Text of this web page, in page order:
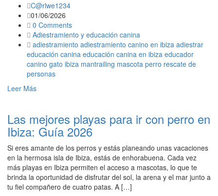
C@rlwe1234
01/06/2026
0 Comments
Adiestramiento y educación canina
adiestramiento adiestramiento canino en ibiza adiestrar
educación canina educación canina en ibiza educador
canino gato ibiza mantrailing mascota perro rescate de
personas
Leer Más
Las mejores playas para ir con perro en
Ibiza: Guía 2026
Si eres amante de los perros y estás planeando unas vacaciones
en la hermosa isla de Ibiza, estás de enhorabuena. Cada vez
más playas en Ibiza permiten el acceso a mascotas, lo que te
brinda la oportunidad de disfrutar del sol, la arena y el mar junto a
tu fiel compañero de cuatro patas. A […]